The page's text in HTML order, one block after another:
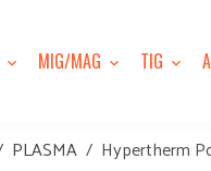
MIG/MAG TIG
PLASMA Hypertherm